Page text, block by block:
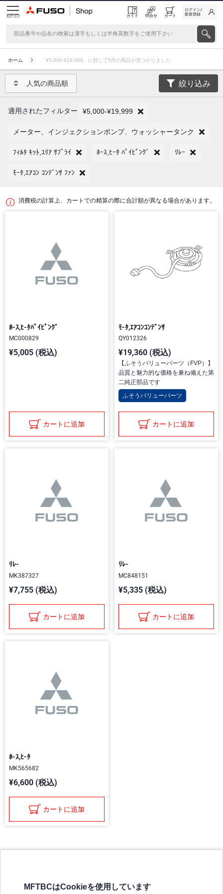
カテゴリ ガイド 問合せ カート
ログイン/
新規登録
ホーム 「¥5,000-¥19,999」に対して5件の商品が見つかりました
人気の商品順 絞り込み
適用されたフィルター ¥5,000-¥19,999
メーター、インジェクションポンプ、ウォッシャータンク
ﾌｨﾙﾀ ｷｯﾄ,ﾕﾘｱ ｻﾌﾟﾗｲ ﾎｰｽ,ﾋｰﾀ ﾊﾟｲﾋﾟﾝｸﾞ ﾘﾚｰ
ﾓｰﾀ,ｴｱｺﾝ ｺﾝﾃﾞﾝｻ ﾌｧﾝ
消費税の計算上、カートでの精算の際に合計額が異なる場合があります。
ﾎ-ｽ,ﾋ-ﾀﾊﾟｲﾋﾟﾝｸﾞ
MC000829
¥5,005 (税込)
カートに追加
ﾓ-ﾀ,ｴｱｺﾝｺﾝﾃﾞﾝｻ
QY012326
¥19,360 (税込)
【ふそうバリューパーツ（FVP）】
品質と魅力的な価格を兼ね備えた第
二純正部品です
ふそうバリューパーツ
カートに追加
ﾘﾚ-
MK387327
¥7,755 (税込)
カートに追加
ﾘﾚ-
MC848151
¥5,335 (税込)
カートに追加
ﾎ-ｽ,ﾋ-ﾀ
MK565682
¥6,600 (税込)
カートに追加
MFTBCはCookieを使用しています